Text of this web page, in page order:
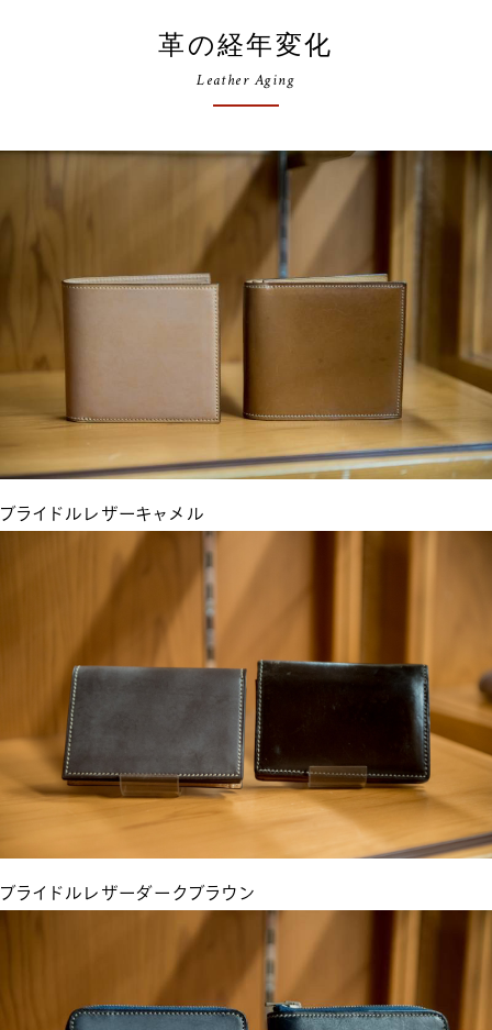
革の経年変化
Leather Aging
ブライドルレザーキャメル
ブライドルレザーダークブラウン